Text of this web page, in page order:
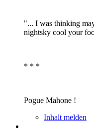
"... I was thinking
nightsky cool your
* * *
Pogue Mahone !
Inhalt melden